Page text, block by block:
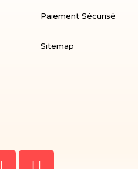
Paiement Sécurisé
Sitemap